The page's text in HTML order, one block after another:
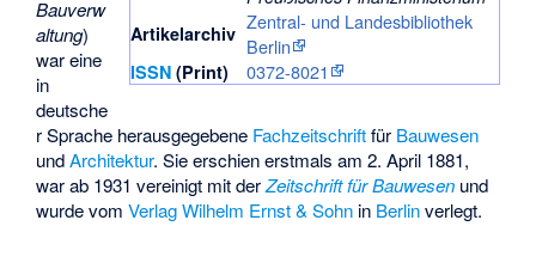
Artikelarchiv Zentral- und Landesbibliothek
Berlin
ISSN(Print) 0372-8021
Bauverw
altung)
war eine
in
deutsche
r Sprache herausgegebene Fachzeitschriftfür Bauwesen
undArchitektur. Sie erschien erstmals am 2. April 1881,
war ab 1931 vereinigt mit derZeitschrift für Bauwesen und
wurde vomVerlag Wilhelm Ernst & Sohn in Berlinverlegt.